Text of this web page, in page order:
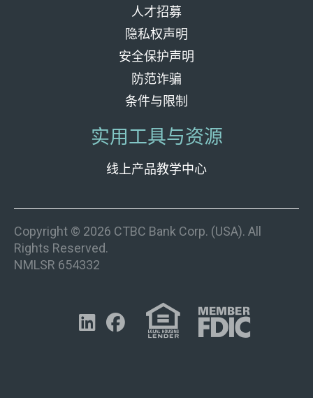
人才招募
隐私权声明
安全保护声明
防范诈骗
条件与限制
实用工具与资源
线上产品教学中心
Copyright © 2026 CTBC Bank Corp. (USA). All
Rights Reserved.
NMLSR 654332
 